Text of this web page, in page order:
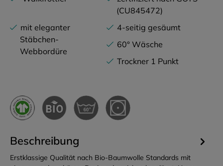
(CU845472)
mit eleganter
Stäbchen-
Webbordüre
4-seitig gesäumt
60° Wäsche
Trockner 1 Punkt
Beschreibung
Erstklassige Qualität nach Bio-Baumwolle Standards mit